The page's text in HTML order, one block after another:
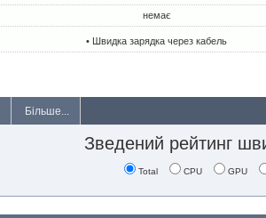
немає
• Швидка зарядка через кабель
Більше...
Зведений рейтинг
Total CPU GPU